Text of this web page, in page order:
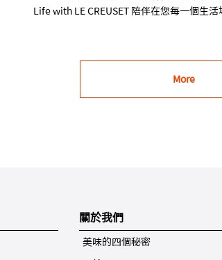
Life with LE CREUSET 陪伴在您每一個生
More
關於我們
美味的四個秘密